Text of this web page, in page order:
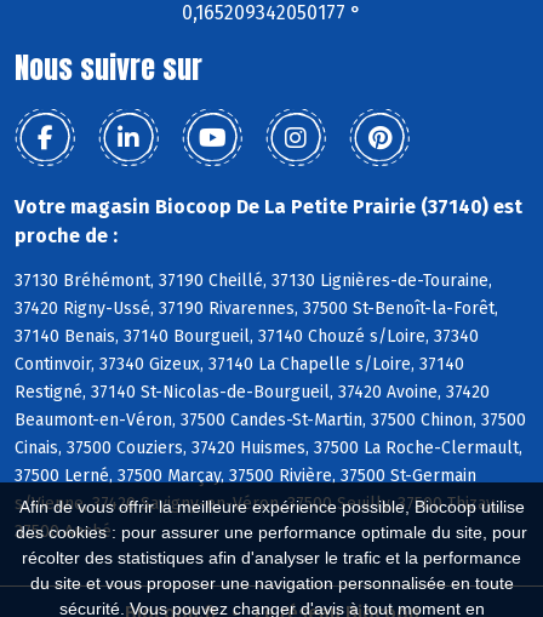
Afin de vous offrir la meilleure expérience possible, Biocoop utilise
des cookies : pour assurer une performance optimale du site, pour
récolter des statistiques afin d'analyser le trafic et la performance
du site et vous proposer une navigation personnalisée en toute
sécurité. Vous pouvez changer d'avis à tout moment en
0,165209342050177 °
Nous suivre sur
Votre magasin Biocoop De La Petite Prairie (37140) est
proche de :
37130 Bréhémont, 37190 Cheillé, 37130 Lignières-de-Touraine,
37420 Rigny-Ussé, 37190 Rivarennes, 37500 St-Benoît-la-Forêt,
37140 Benais, 37140 Bourgueil, 37140 Chouzé s/Loire, 37340
Continvoir, 37340 Gizeux, 37140 La Chapelle s/Loire, 37140
Restigné, 37140 St-Nicolas-de-Bourgueil, 37420 Avoine, 37420
Beaumont-en-Véron, 37500 Candes-St-Martin, 37500 Chinon, 37500
Cinais, 37500 Couziers, 37420 Huismes, 37500 La Roche-Clermault,
37500 Lerné, 37500 Marçay, 37500 Rivière, 37500 St-Germain
s/Vienne, 37420 Savigny-en-Véron, 37500 Seuilly, 37500 Thizay,
37500 Anché